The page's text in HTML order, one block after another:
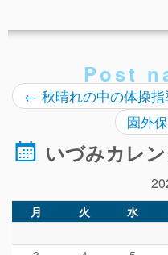
求人情報（園見学/自主
Post
← 秋晴れの中の体操
園外
いづみカレ
月 火 水